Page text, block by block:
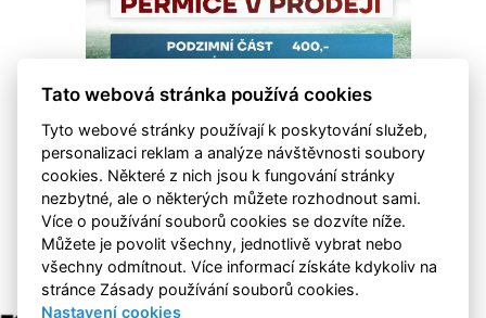
Tato webová stránka používá cookies
Tyto webové stránky používají k poskytování služeb,
personalizaci reklam a analýze návštěvnosti soubory
cookies. Některé z nich jsou k fungování stránky
nezbytné, ale o některých můžete rozhodnout sami.
Více o používání souborů cookies se dozvíte níže.
Můžete je povolit všechny, jednotlivě vybrat nebo
všechny odmítnout. Více informací získáte kdykoliv na
stránce Zásady používání souborů cookies.
Nastavení cookies